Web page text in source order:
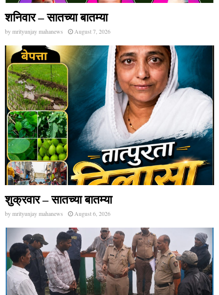
शनिवार – सातच्या बातम्या
bymrityunjay mahanews August 7, 2026
शुक्रवार – सातच्या बातम्या
by mrityunjay mahanews August 6, 2026